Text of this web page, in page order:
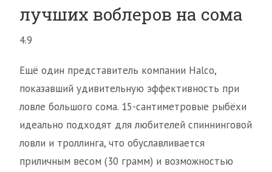
лучших воблеров на сома
4.9
Ещё один представитель компании Halco,
показавший удивительную эффективность при
ловле большого сома. 15-сантиметровые рыбёхи
идеально подходят для любителей спиннинговой
ловли и троллинга, что обуславливается
приличным весом (30 грамм) и возможностью